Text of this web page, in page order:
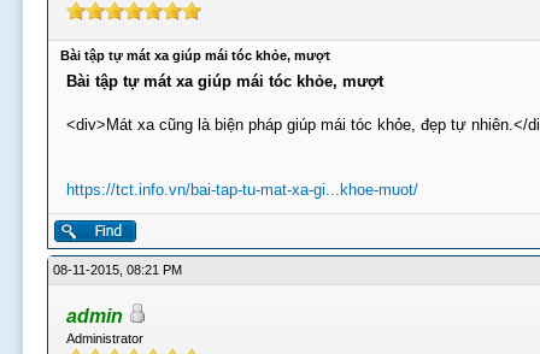
Bài tập tự mát xa giúp mái tóc khỏe, mượt
Bài tập tự mát xa giúp mái tóc khỏe, mượt
<div>Mát xa cũng là biện pháp giúp mái tóc khỏe, đẹp tự nhiên.</
https://tct.info.vn/bai-tap-tu-mat-xa-gi...khoe-muot/
08-11-2015, 08:21 PM
admin
Administrator